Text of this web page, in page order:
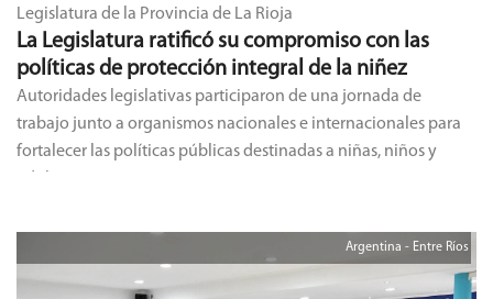
Legislatura de la Provincia de La Rioja
La Legislatura ratificó su compromiso con las
políticas de protección integral de la niñez
Autoridades legislativas participaron de una jornada de
trabajo junto a organismos nacionales e internacionales para
fortalecer las políticas públicas destinadas a niñas, niños y
Argentina - Entre Ríos